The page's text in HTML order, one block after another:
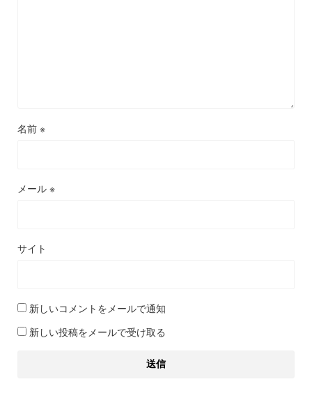
名前 ※
メール ※
サイト
新しいコメントをメールで通知
新しい投稿をメールで受け取る